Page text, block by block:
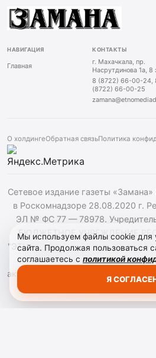
НАВИГАЦИЯ
Главная
КОНТАКТЫ
г. Махачкала, пр.
Насрутдинова 1а, 8
8 (8722) 66-00-24,
(8722) 66-00-25
О холдингеОбратная связьПолитика
Сетевое издание газеты
в Роскомнадзоре 28.08.2020 г.
ЭЛ № ФС 77 — 78978.
БЮДЖЕТНОЕ УЧРЕЖДЕНИЕ
"ЭТНОМЕДИАХОЛДИНГ
Багомедов Р.Р. При
активная гиперссылка на
Мы используем файлы cookie для
сайта. Продолжая пользоваться
соглашаетесь с политикой
Я